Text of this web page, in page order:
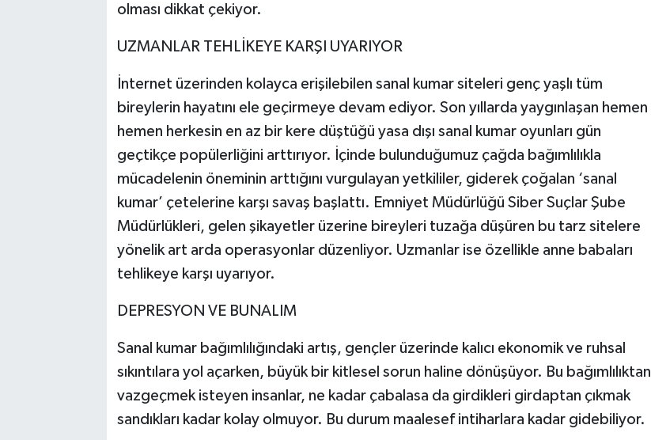
olması dikkat çekiyor.
UZMANLAR TEHLİKEYE KARŞI UYARIYOR
İnternet üzerinden kolayca erişilebilen sanal kumar siteleri genç yaşlı tüm
bireylerin hayatını ele geçirmeye devam ediyor. Son yıllarda yaygınlaşan hemen
hemen herkesin en az bir kere düştüğü yasa dışı sanal kumar oyunları gün
geçtikçe popülerliğini arttırıyor. İçinde bulunduğumuz çağda bağımlılıkla
mücadelenin öneminin arttığını vurgulayan yetkililer, giderek çoğalan ‘sanal
kumar’ çetelerine karşı savaş başlattı. Emniyet Müdürlüğü Siber Suçlar Şube
Müdürlükleri, gelen şikayetler üzerine bireyleri tuzağa düşüren bu tarz sitelere
yönelik art arda operasyonlar düzenliyor. Uzmanlar ise özellikle anne babaları
tehlikeye karşı uyarıyor.
DEPRESYON VE BUNALIM
Sanal kumar bağımlılığındaki artış, gençler üzerinde kalıcı ekonomik ve ruhsal
sıkıntılara yol açarken, büyük bir kitlesel sorun haline dönüşüyor. Bu bağımlılıktan
vazgeçmek isteyen insanlar, ne kadar çabalasa da girdikleri girdaptan çıkmak
sandıkları kadar kolay olmuyor. Bu durum maalesef intiharlara kadar gidebiliyor.